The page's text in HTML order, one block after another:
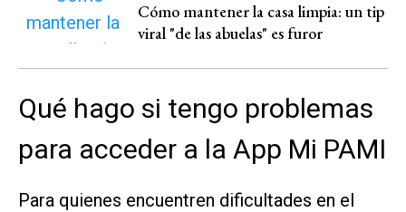
Cómo mantener la casa limpia: un tip
viral "de las abuelas" es furor
Qué hago si tengo problemas
para acceder a la App Mi PAMI
Para quienes encuentren dificultades en el